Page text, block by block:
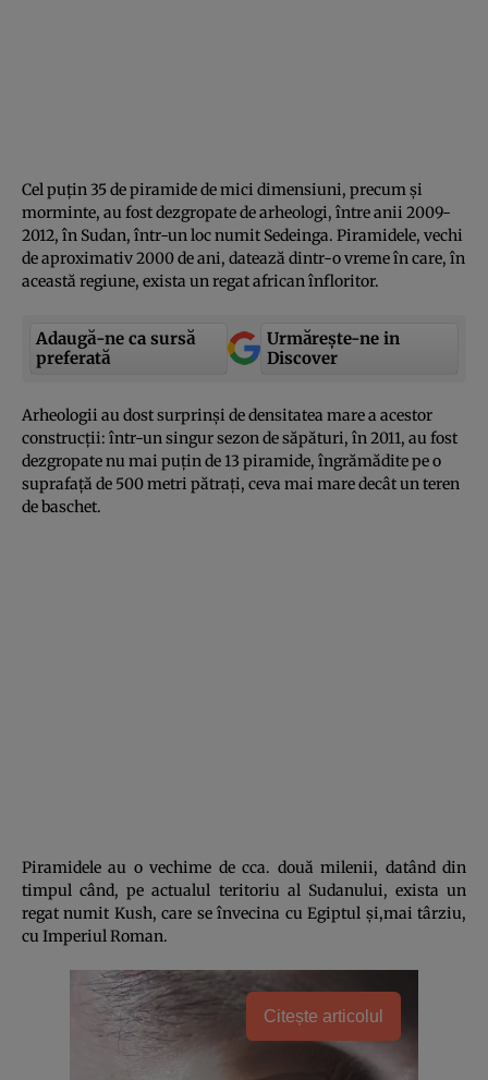
Cel puţin 35 de piramide de mici dimensiuni, precum şi
morminte, au fost dezgropate de arheologi, între anii 2009-
2012, în Sudan, într-un loc numit Sedeinga. Piramidele, vechi
de aproximativ 2000 de ani, datează dintr-o vreme în care, în
această regiune, exista un regat african înfloritor.
Adaugă-ne ca sursă
preferată
Urmărește-ne in
Discover
Arheologii au dost surprinşi de densitatea mare a acestor
construcţii: într-un singur sezon de săpături, în 2011, au fost
dezgropate nu mai puţin de 13 piramide, îngrămădite pe o
suprafaţă de 500 metri pătraţi, ceva mai mare decât un teren
de baschet.
Piramidele au o vechime de cca. două milenii, datând din
timpul când, pe actualul teritoriu al Sudanului, exista un
regat numit Kush, care se învecina cu Egiptul şi,mai târziu,
cu Imperiul Roman.
Citește articolul